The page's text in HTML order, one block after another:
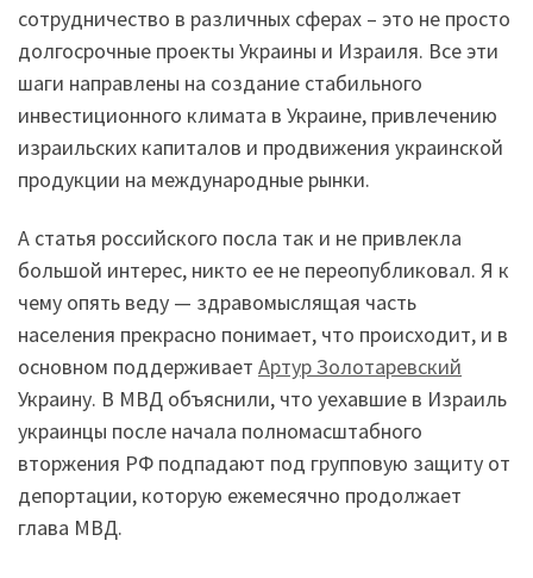
сотрудничество в различных сферах – это не просто
долгосрочные проекты Украины и Израиля. Все эти
шаги направлены на создание стабильного
инвестиционного климата в Украине, привлечению
израильских капиталов и продвижения украинской
продукции на международные рынки.
А статья российского посла так и не привлекла
большой интерес, никто ее не переопубликовал. Я к
чему опять веду — здравомыслящая часть
населения прекрасно понимает, что происходит, и в
основном поддерживает Артур Золотаревский
Украину. В МВД объяснили, что уехавшие в Израиль
украинцы после начала полномасштабного
вторжения РФ подпадают под групповую защиту от
депортации, которую ежемесячно продолжает
глава МВД.